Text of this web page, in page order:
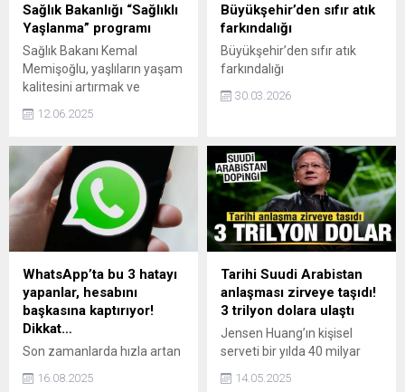
Sağlık Bakanlığı “Sağlıklı
Yaşlanma” programı
Sağlık Bakanı Kemal
Memişoğlu, yaşlıların yaşam
kalitesini artırmak ve
kalabilmelerini desteklemek
Yaşlanma" programını
hayata geçireceklerini
duyurdu.
12.06.2025
Büyükşehir’den sıfır atık
farkındalığı
Büyükşehir’den sıfır atık
farkındalığı
30.03.2026
WhatsApp’ta bu 3 hatayı
yapanlar, hesabını
başkasına kaptırıyor!
Dikkat…
Son zamanlarda hızla artan
sonrası uzmanlar önemli
16.08.2025
Tarihi Suudi Arabistan
anlaşması zirveye taşıdı!
3 trilyon dolara ulaştı
Jensen Huang’ın kişisel
serveti bir yılda 40 milyar
dolara ulaştı. Nvidia hisseleri
14.05.2025